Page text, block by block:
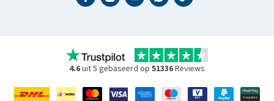
4.6uit 5 gebaseerd op 51336Reviews